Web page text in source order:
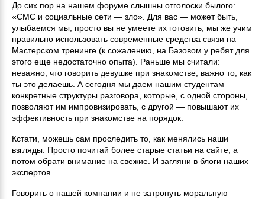
До сих пор на нашем форуме слышны отголоски былого:
«СМС и социальные сети — зло». Для вас — может быть,
улыбаемся мы, просто вы не умеете их готовить, мы же учим
правильно использовать современные средства связи на
Мастерском тренинге (к сожалению, на Базовом у ребят для
этого еще недостаточно опыта). Раньше мы считали:
неважно, что говорить девушке при знакомстве, важно то, как
ты это делаешь. А сегодня мы даем нашим студентам
конкретные структуры разговора, которые, с одной стороны,
позволяют им импровизировать, с другой — повышают их
эффективность при знакомстве на порядок.
Кстати, можешь сам проследить то, как менялись наши
взгляды. Просто почитай более старые статьи на сайте, а
потом обрати внимание на свежие. И загляни в блоги наших
экспертов.
Говорить о нашей компании и не затронуть моральную